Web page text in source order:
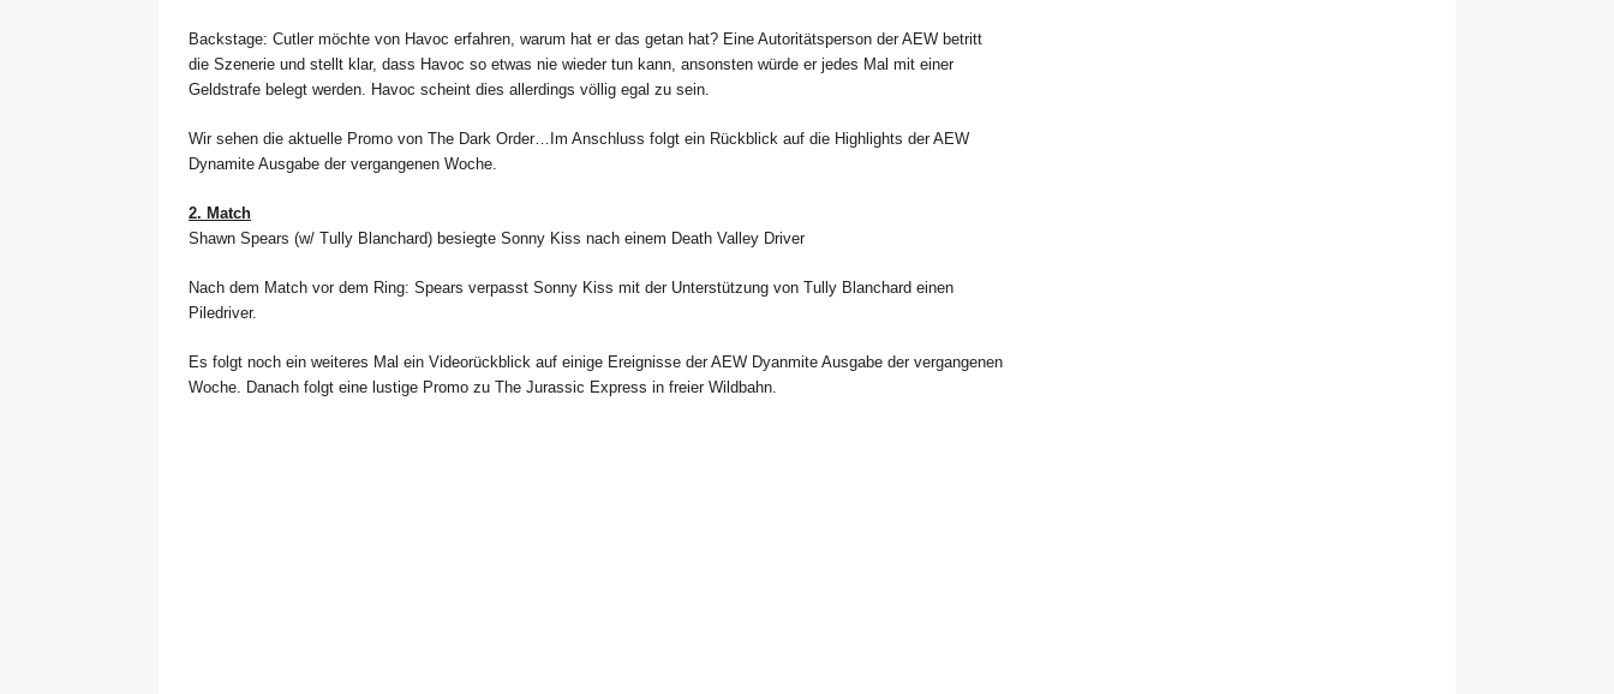
Backstage: Cutler möchte von Havoc erfahren, warum hat er das getan hat? Eine Autoritätsperson der AEW betritt
die Szenerie und stellt klar, dass Havoc so etwas nie wieder tun kann, ansonsten würde er jedes Mal mit einer
Geldstrafe belegt werden. Havoc scheint dies allerdings völlig egal zu sein.
Wir sehen die aktuelle Promo von The Dark Order…Im Anschluss folgt ein Rückblick auf die Highlights der AEW
Dynamite Ausgabe der vergangenen Woche.
2. Match
Shawn Spears (w/ Tully Blanchard) besiegte Sonny Kiss nach einem Death Valley Driver
Nach dem Match vor dem Ring: Spears verpasst Sonny Kiss mit der Unterstützung von Tully Blanchard einen
Piledriver.
Es folgt noch ein weiteres Mal ein Videorückblick auf einige Ereignisse der AEW Dyanmite Ausgabe der vergangenen
Woche. Danach folgt eine lustige Promo zu The Jurassic Express in freier Wildbahn.